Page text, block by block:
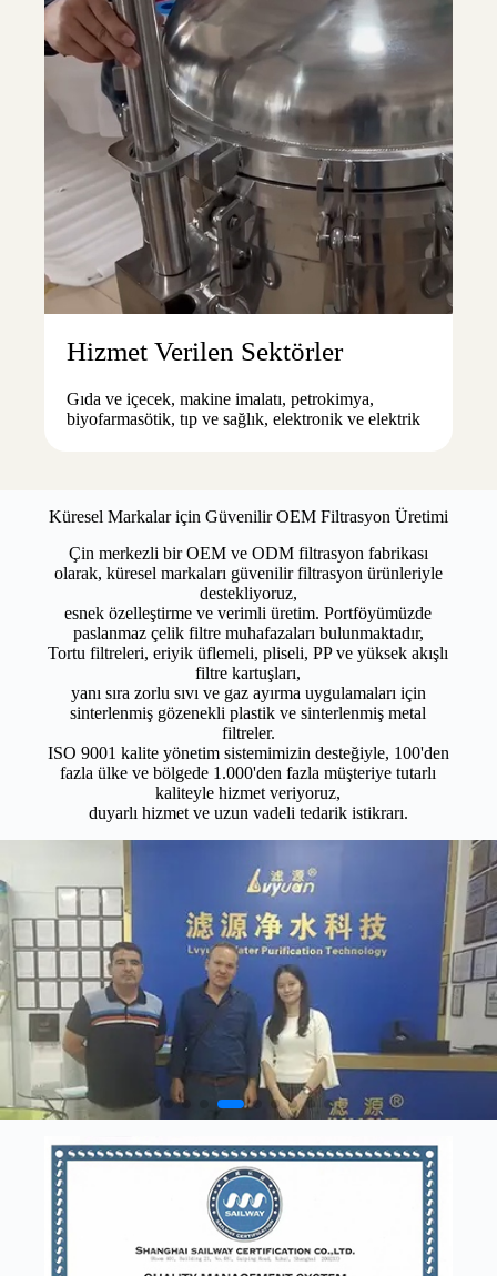
Hizmet Verilen Sektörler
Gıda ve içecek, makine imalatı, petrokimya,
biyofarmasötik, tıp ve sağlık, elektronik ve elektrik
Küresel Markalar için Güvenilir OEM Filtrasyon Üretimi
Çin merkezli bir OEM ve ODM filtrasyon fabrikası
olarak, küresel markaları güvenilir filtrasyon ürünleriyle
destekliyoruz,
esnek özelleştirme ve verimli üretim. Portföyümüzde
paslanmaz çelik filtre muhafazaları bulunmaktadır,
Tortu filtreleri, eriyik üflemeli, pliseli, PP ve yüksek akışlı
filtre kartuşları,
yanı sıra zorlu sıvı ve gaz ayırma uygulamaları için
sinterlenmiş gözenekli plastik ve sinterlenmiş metal
filtreler.
ISO 9001 kalite yönetim sistemimizin desteğiyle, 100'den
fazla ülke ve bölgede 1.000'den fazla müşteriye tutarlı
kaliteyle hizmet veriyoruz,
duyarlı hizmet ve uzun vadeli tedarik istikrarı.